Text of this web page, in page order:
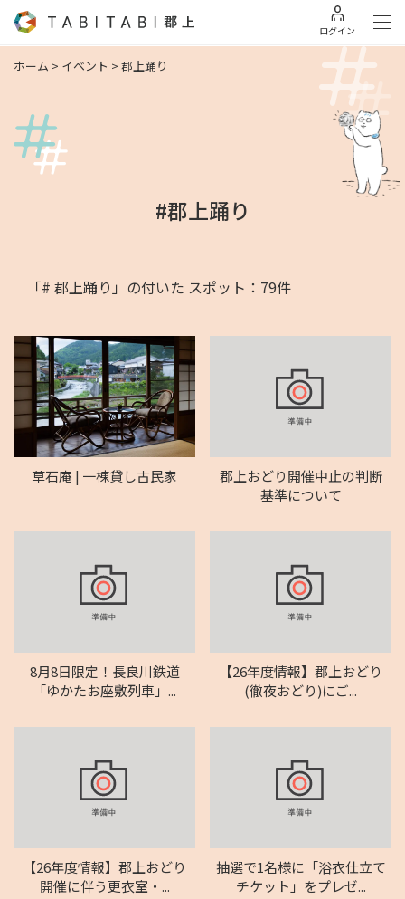
ログイン
ホーム > イベント > 郡上踊り
#郡上踊り
「# 郡上踊り」の付いた スポット：79件
草石庵 | 一棟貸し古民家
郡上おどり開催中止の判断
基準について
8月8日限定！長良川鉄道
「ゆかたお座敷列車」...
【26年度情報】郡上おどり
(徹夜おどり)にご...
【26年度情報】郡上おどり
開催に伴う更衣室・...
抽選で1名様に「浴衣仕立て
チケット」をプレゼ...